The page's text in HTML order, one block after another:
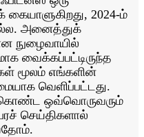
2024-ம்
அனைத்துக்
நுழைவாயில்
வைக்கப்பட்டிருந்த
மூலம் எங்களின்
வெளிப்பட்டது.
ஒவ்வொருவரும்
செய்திகளால்